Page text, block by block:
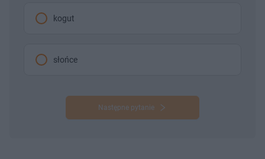
kogut
słońce
Następne pytanie